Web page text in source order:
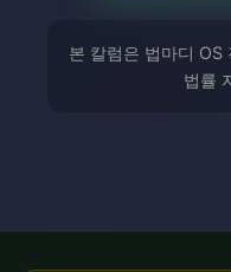
본 칼럼은 법마디 OS
법률